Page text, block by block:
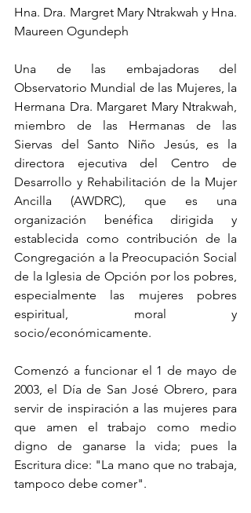
Hna. Dra. Margret Mary Ntrakwah y Hna.
Maureen Ogundeph
Una de las embajadoras del
Observatorio Mundial de las Mujeres, la
Hermana Dra. Margaret Mary Ntrakwah,
miembro de las Hermanas de las
Siervas del Santo Niño Jesús, es la
directora ejecutiva del Centro de
Desarrollo y Rehabilitación de la Mujer
Ancilla (AWDRC), que es una
organización benéfica dirigida y
establecida como contribución de la
Congregación a la Preocupación Social
de la Iglesia de Opción por los pobres,
especialmente las mujeres pobres
espiritual, moral y
socio/económicamente.
Comenzó a funcionar el 1 de mayo de
2003, el Día de San José Obrero, para
servir de inspiración a las mujeres para
que amen el trabajo como medio
digno de ganarse la vida; pues la
Escritura dice: "La mano que no trabaja,
tampoco debe comer".